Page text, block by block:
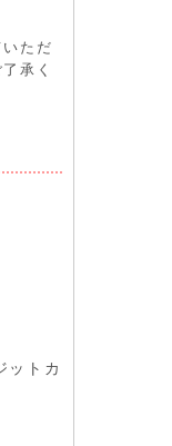
ただ
承く
ットカ